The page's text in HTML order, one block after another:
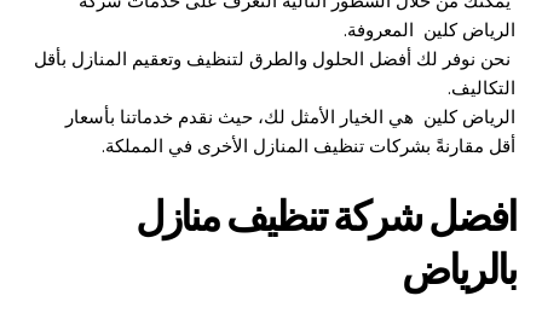
الرياض كلين المعروفة.
نحن نوفر لك أفضل الحلول والطرق لتنظيف وتعقيم المنازل بأقل
التكاليف.
الرياض كلين هي الخيار الأمثل لك، حيث نقدم خدماتنا بأسعار
أقل مقارنةً بشركات تنظيف المنازل الأخرى في المملكة.
افضل شركة تنظيف منازل
بالرياض